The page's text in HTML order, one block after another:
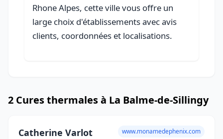
Rhone Alpes, cette ville vous offre un
large choix d'établissements avec avis
clients, coordonnées et localisations.
2 Cures thermales à La Balme-de-Sillingy
Catherine Varlot
www.monamedephenix.com